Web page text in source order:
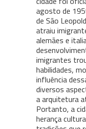
agosto de
de São
atraiu
alemães e
imigrantes
habilidades,
influência
diversos
a arquitetura
Portanto, a
herança